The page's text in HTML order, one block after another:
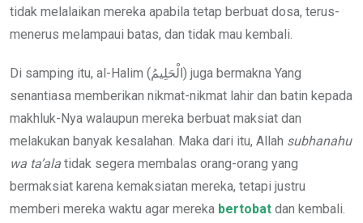
tidak melalaikan mereka apabila tetap berbuat dosa, terus-
menerus melampaui batas, dan tidak mau kembali.
Di samping itu, al-Halim (الْحَلِيمُ) juga bermakna Yang
senantiasa memberikan nikmat-nikmat lahir dan batin kepada
makhluk-Nya walaupun mereka berbuat maksiat dan
melakukan banyak kesalahan. Maka dari itu, Allah subhanahu
wa ta’ala tidak segera membalas orang-orang yang
bermaksiat karena kemaksiatan mereka, tetapi justru
memberi mereka waktu agar mereka bertobat dan kembali.